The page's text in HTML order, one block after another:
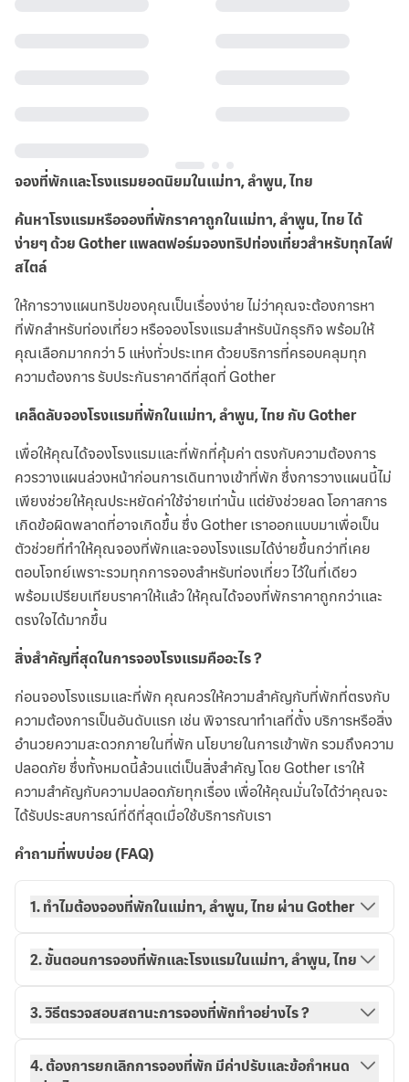
จองที่พักและโรงแรมยอดนิยมในแม่ทา, ลำพูน, ไทย
ค้นหาโรงแรมหรือจองที่พักราคาถูกในแม่ทา, ลำพูน, ไทย ได้
ง่ายๆ ด้วย Gother แพลตฟอร์มจองทริปท่องเที่ยวสำหรับทุกไลฟ์
สไตล์
ให้การวางแผนทริปของคุณเป็นเรื่องง่าย ไม่ว่าคุณจะต้องการหา
ที่พักสำหรับท่องเที่ยว หรือจองโรงแรมสำหรับนักธุรกิจ พร้อมให้
คุณเลือกมากกว่า 5 แห่งทั่วประเทศ ด้วยบริการที่ครอบคลุมทุก
ความต้องการ รับประกันราคาดีที่สุดที่ Gother
เคล็ดลับจองโรงแรมที่พักในแม่ทา, ลำพูน, ไทย กับ Gother
เพื่อให้คุณได้จองโรงแรมและที่พักที่คุ้มค่า ตรงกับความต้องการ
ควรวางแผนล่วงหน้าก่อนการเดินทางเข้าที่พัก ซึ่งการวางแผนนี้ไม่
เพียงช่วยให้คุณประหยัดค่าใช้จ่ายเท่านั้น แต่ยังช่วยลด โอกาสการ
เกิดข้อผิดพลาดที่อาจเกิดขึ้น ซึ่ง Gother เราออกแบบมาเพื่อเป็น
ตัวช่วยที่ทำให้คุณจองที่พักและจองโรงแรมได้ง่ายขึ้นกว่าที่เคย
ตอบโจทย์เพราะรวมทุกการจองสำหรับท่องเที่ยว ไว้ในที่เดียว
พร้อมเปรียบเทียบราคาให้แล้ว ให้คุณได้จองที่พักราคาถูกกว่าและ
ตรงใจได้มากขึ้น
สิ่งสำคัญที่สุดในการจองโรงแรมคืออะไร ?
ก่อนจองโรงแรมและที่พัก คุณควรให้ความสำคัญกับที่พักที่ตรงกับ
ความต้องการเป็นอันดับแรก เช่น พิจารณาทำเลที่ตั้ง บริการหรือสิ่ง
อำนวยความสะดวกภายในที่พัก นโยบายในการเข้าพัก รวมถึงความ
ปลอดภัย ซึ่งทั้งหมดนี้ล้วนแต่เป็นสิ่งสำคัญ โดย Gother เราให้
ความสำคัญกับความปลอดภัยทุกเรื่อง เพื่อให้คุณมั่นใจได้ว่าคุณจะ
ได้รับประสบการณ์ที่ดีที่สุดเมื่อใช้บริการกับเรา
คำถามที่พบบ่อย (FAQ)
1. ทำไมต้องจองที่พักในแม่ทา, ลำพูน, ไทย ผ่าน Gother
2. ขั้นตอนการจองที่พักและโรงแรมในแม่ทา, ลำพูน, ไทย
3. วิธีตรวจสอบสถานะการจองที่พักทำอย่างไร ?
การจองของฉัน
4. ต้องการยกเลิกการจองที่พัก มีค่าปรับและข้อกำหนด